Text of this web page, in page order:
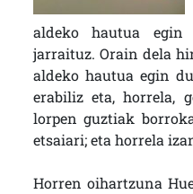
aldeko hautua egin
jarraituz. Orain dela
aldeko hautua egin
erabiliz eta, horrela,
lorpen guztiak
etsaiari; eta horrela
Horren oihartzuna